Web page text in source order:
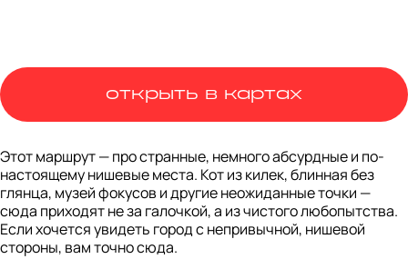
Этот маршрут — про странные, немного абсурдные и по-
настоящему нишевые места. Кот из килек, блинная без
глянца, музей фокусов и другие неожиданные точки —
сюда приходят не за галочкой, а из чистого любопытства.
Если хочется увидеть город с непривычной, нишевой
стороны, вам точно сюда.
открыть в картах